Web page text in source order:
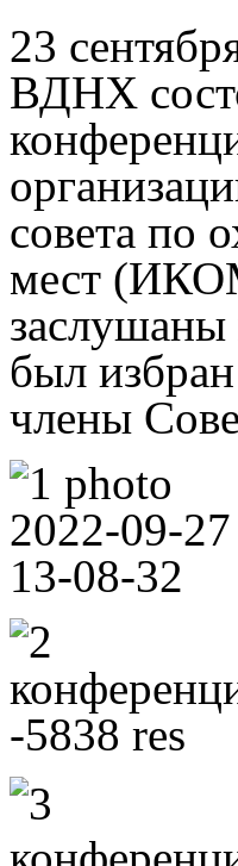
23
ВДНХ
совета по
мест
заслушаны
был
члены